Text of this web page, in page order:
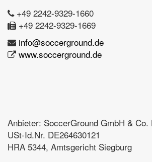
+49 2242-9329-1660
+49 2242-9329-1669
info@soccerground.de
www.soccerground.de
Anbieter: SoccerGround GmbH & Co.
USt-Id.Nr. DE264630121
HRA 5344, Amtsgericht Siegburg